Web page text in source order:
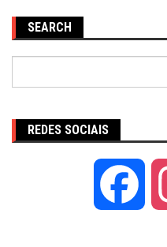
SEARCH
REDES SOCIAIS